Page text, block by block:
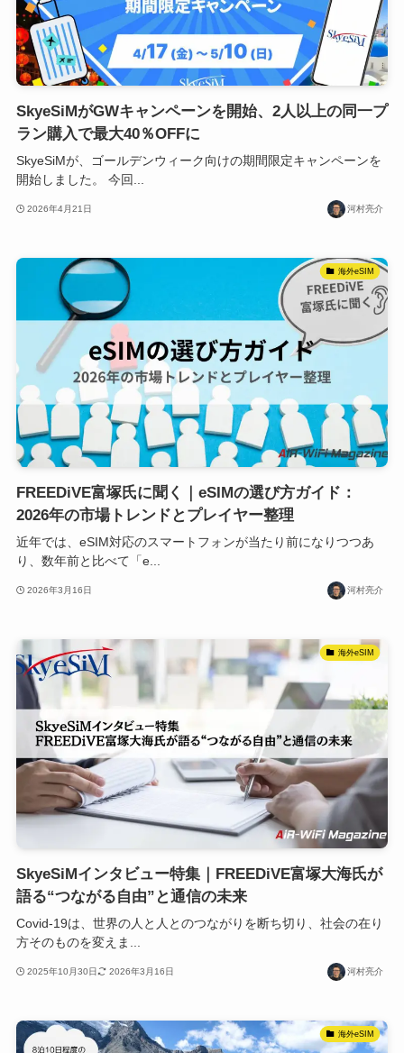
SkyeSiMがGWキャンペーンを開始、2人以上の同一プ
ラン購入で最大40％OFFに
SkyeSiMが、ゴールデンウィーク向けの期間限定キャンペーンを
開始しました。 今回...
2026年4月21日 河村亮介
海外eSIM
FREEDiVE富塚氏に聞く｜eSIMの選び方ガイド：
2026年の市場トレンドとプレイヤー整理
近年では、eSIM対応のスマートフォンが当たり前になりつつあ
り、数年前と比べて「e...
2026年3月16日 河村亮介
海外eSIM
SkyeSiMインタビュー特集｜FREEDiVE富塚大海氏が
語る“つながる自由”と通信の未来
Covid-19は、世界の人と人とのつながりを断ち切り、社会の在り
方そのものを変えま...
2025年10月30日 2026年3月16日 河村亮介
海外eSIM